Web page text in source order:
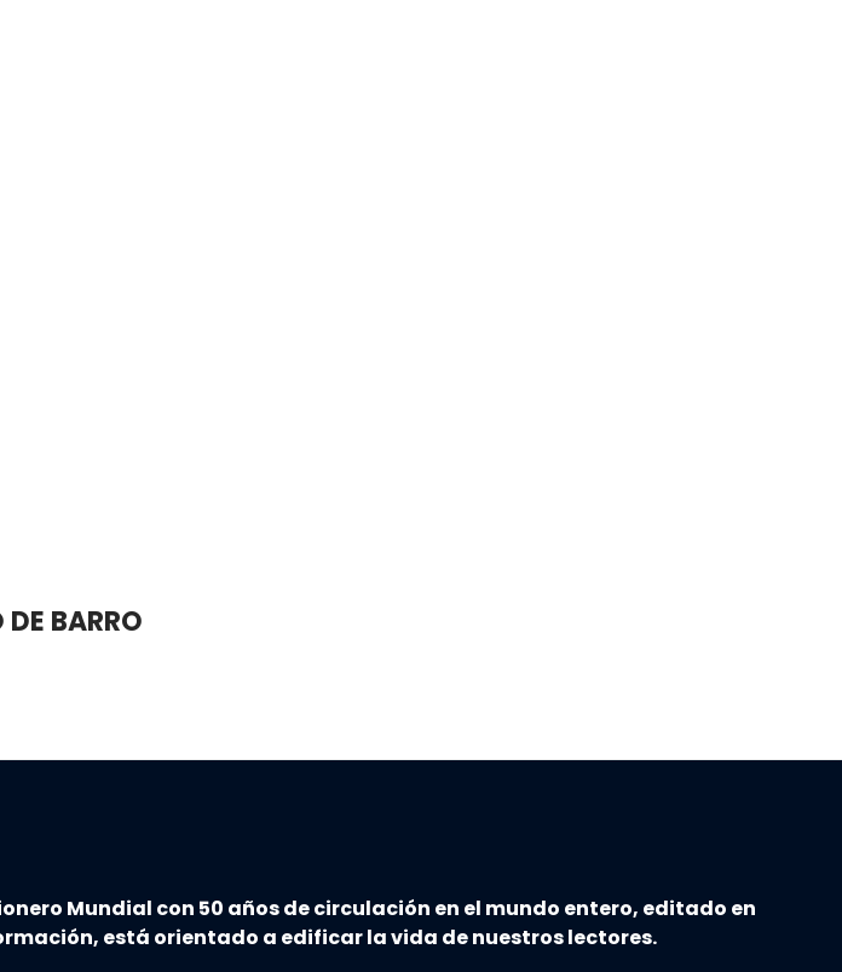
BARRO
Mundial con 50 años de circulación en el mundo entero, editado en
está orientado a edificar la vida de nuestros lectores.